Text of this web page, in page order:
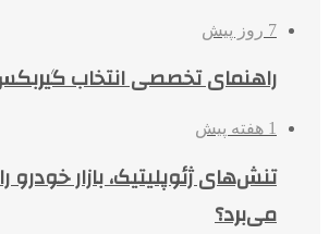
7 روز پیش
راهنمای تخصصی انتخاب
1 هفته پیش
تنش‌های ژئوپلیتیک، بازار
می‌برد؟